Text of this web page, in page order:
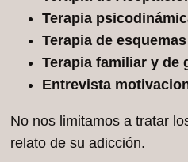
Terapia
Terapia de esquemas
Terapia familiar y de
Entrevista
No nos limitamos a tratar
relato de su adicción.